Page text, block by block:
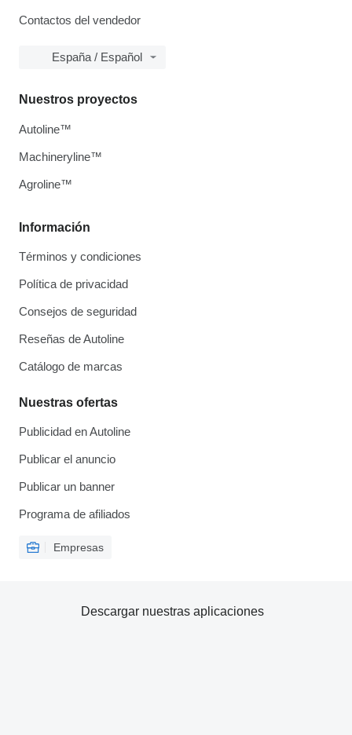
Contactos del vendedor
España / Español
Información
Términos y condiciones
Política de privacidad
Consejos de seguridad
Reseñas de Autoline
Catálogo de marcas
Nuestras ofertas
Publicidad en Autoline
Publicar el anuncio
Publicar un banner
Programa de afiliados
Empresas
Nuestros proyectos
Autoline™
Machineryline™
Agroline™
Descargar nuestras aplicaciones